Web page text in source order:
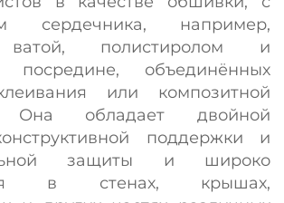
сердечника, например,
ватой, полистиролом и
посредине, объединённых
или композитной
Она обладает двойной
поддержки и
защиты и широко
в стенах, крышах,